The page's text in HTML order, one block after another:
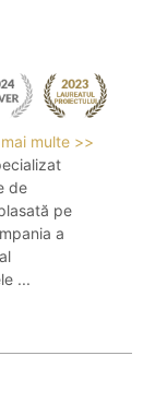
multe >>
de
pe
a
...